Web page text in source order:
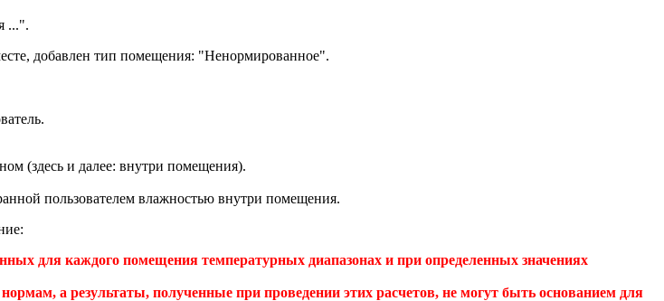
...".
добавлен тип помещения: "Ненормированное".
(здесь и далее: внутри помещения).
пользователем влажностью внутри помещения.
для каждого помещения температурных диапазонах и при определенных значениях
а результаты, полученные при проведении этих расчетов, не могут быть основанием для